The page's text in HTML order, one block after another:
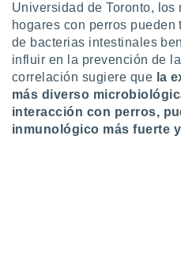
crear un
uso de
la
contenido
medir el
de la
el
Universidad de Toronto, los
hogares con perros
de bacterias intestinales
influir en la prevención de
correlación sugiere que la
más diverso
interacción con perros,
inmunológico más fuerte